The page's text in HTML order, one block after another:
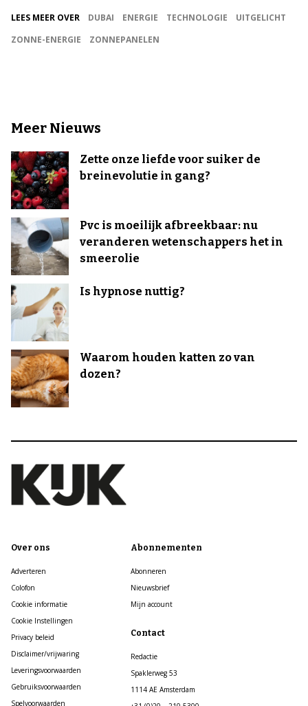
LEES MEER OVER DUBAI ENERGIE TECHNOLOGIE
UITGELICHT
ZONNE-ENERGIE
ZONNEPANELEN
Meer Nieuws
Zette onze liefde voor suiker de
breinevolutie in gang?
Pvc is moeilijk afbreekbaar: nu
veranderen wetenschappers het in
smeerolie
Is hypnose nuttig?
Waarom houden katten zo van
dozen?
Over ons
Adverteren
Colofon
Cookie informatie
Cookie Instellingen
Privacy beleid
Disclaimer/vrijwaring
Leveringsvoorwaarden
Gebruiksvoorwaarden
Spelvoorwaarden
Abonnementen
Abonneren
Nieuwsbrief
Mijn account
Contact
Redactie
Spaklerweg 53
1114 AE Amsterdam